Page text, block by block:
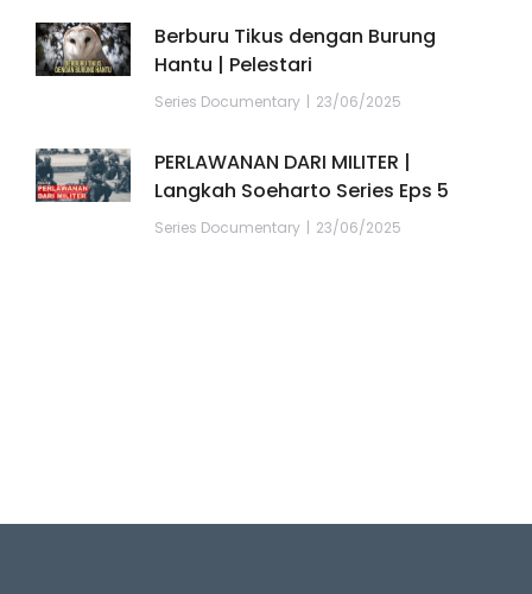
Berburu Tikus dengan Burung
Hantu | Pelestari
Series Documentary 23/06/2025
PERLAWANAN DARI MILITER |
Langkah Soeharto Series Eps 5
Series Documentary 23/06/2025